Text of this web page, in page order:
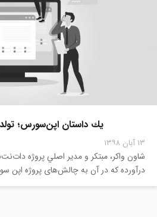
يك داستان اپن‌سورس؛
۱۳ آبان ۱۳۹۸
شاون واكر، مبتكر و مدير اصلي پروژه
درآورده که در آن به چالش‌های پروژه اپن